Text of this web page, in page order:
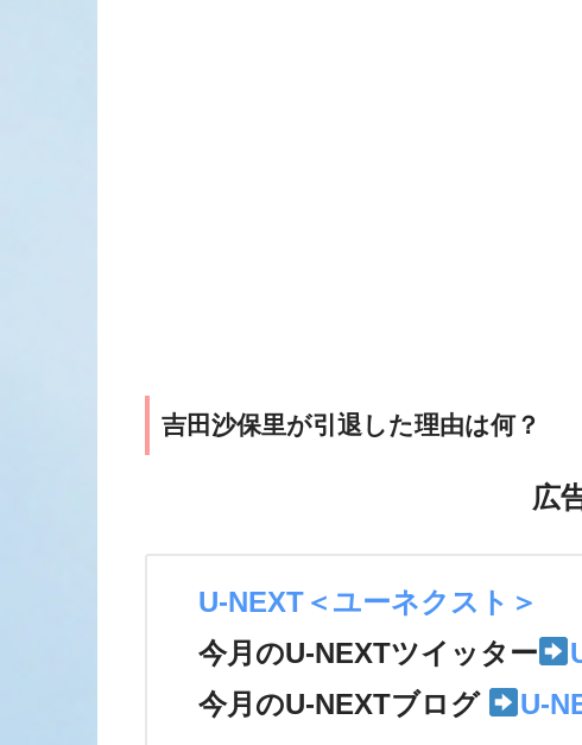
吉田沙保里が引退した理由は何？
広
U-NEXT＜ユーネクスト＞
今月のU-NEXTツイッター
今月のU-NEXTブログ
U-